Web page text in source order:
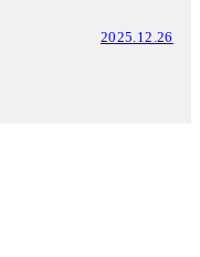
2025.12.26